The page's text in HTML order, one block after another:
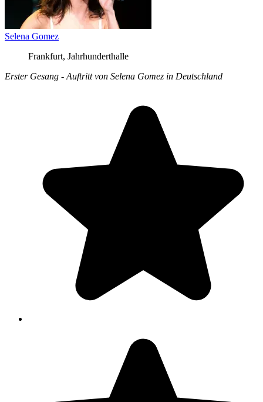
Selena Gomez
Frankfurt, Jahrhunderthalle
Erster Gesang - Auftritt von Selena Gomez in Deutschland